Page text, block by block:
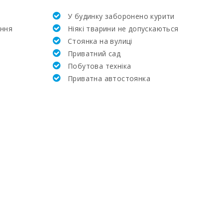
84,0
У будинку заборонено курити
Ніякі тварини не допускаються
Стоянка на вулиці
Приватний сад
Побутова техніка
Приватна автостоянка